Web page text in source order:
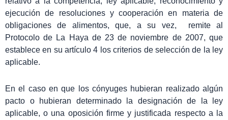
ejecución de resoluciones y cooperación en materia de
obligaciones de alimentos, que, a su vez, remite al
Protocolo de La Haya de 23 de noviembre de 2007, que
establece en su artículo 4 los criterios de selección de la ley
aplicable.
En el caso en que los cónyuges hubieran realizado algún
pacto o hubieran determinado la designación de la ley
aplicable, o una oposición firme y justificada respecto a la